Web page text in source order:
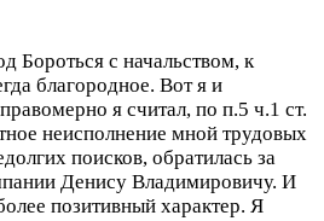
Бороться с начальством, к
благородное. Вот я и
я считал, по п.5 ч.1 ст.
неисполнение мной трудовых
поисков, обратилась за
Денису Владимировичу. И
позитивный характер. Я